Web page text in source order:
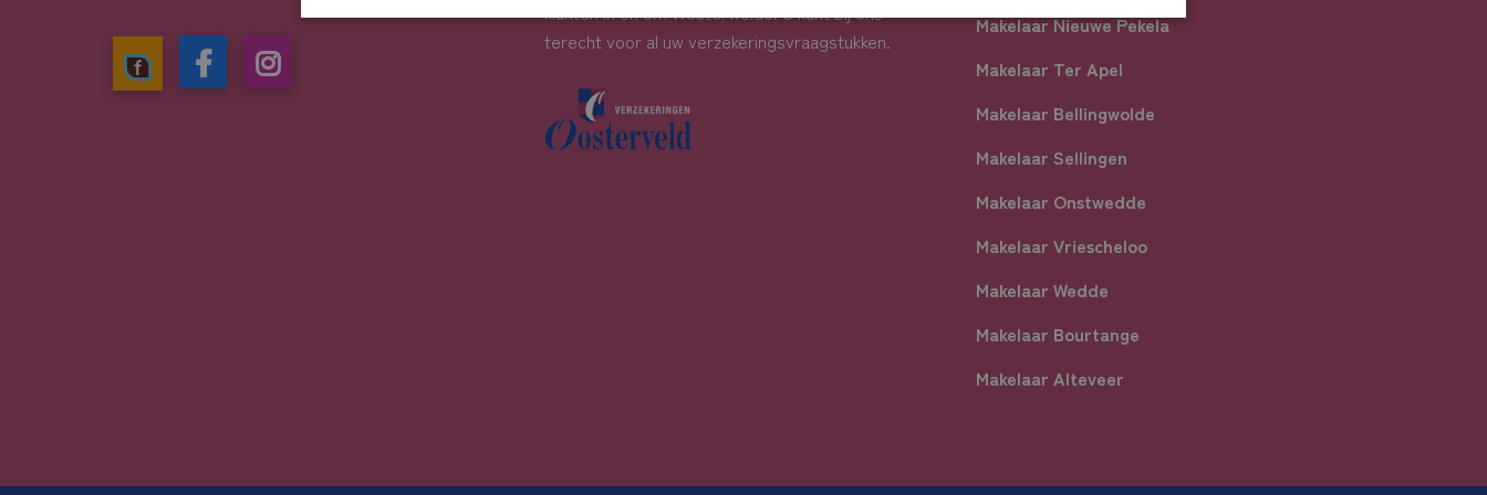
klanten in en om Westerwolde. U kunt bij ons
terecht voor al uw verzekeringsvraagstukken.
Makelaar Nieuwe Pekela
Makelaar Ter Apel
Makelaar Bellingwolde
Makelaar Sellingen
Makelaar Onstwedde
Makelaar Vriescheloo
Makelaar Wedde
Makelaar Bourtange
Makelaar Alteveer